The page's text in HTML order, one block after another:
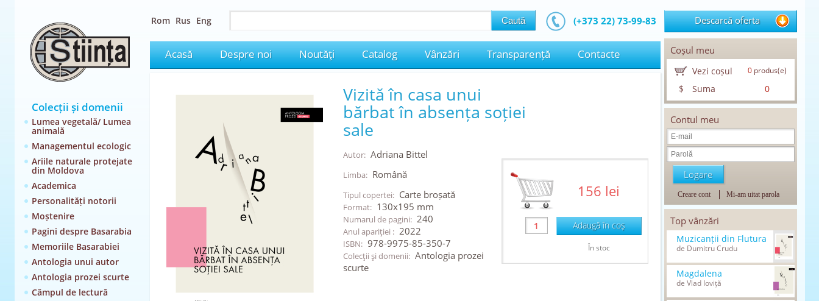
Colecții și domenii
Lumea vegetală/ Lumea
animală
Managementul ecologic
Ariile naturale protejate
din Moldova
Academica
Personalități notorii
Moștenire
Pagini despre Basarabia
Memoriile Basarabiei
Antologia unui autor
Antologia prozei scurte
Câmpul de lectură
Rom Rus Eng (+373 22) 73-99-83
Acasă Despre noi Noutăţi Catalog Vânzări Transparență Contacte
Vizită în casa unui
bărbat în absența soției
sale
Autor: Adriana Bittel
Limba: Română
Tipul copertei: Carte broșată
Format: 130x195 mm
Numarul de pagini: 240
Anul apariţiei : 2022
ISBN: 978-9975-85-350-7
Colecţii şi domenii: Antologia prozei
scurte
156 lei
Adaugă în coş
În stoc
Descarcă oferta
Coșul meu
Vezi coșul 0produs(e)
$ Suma 0
Contul meu
Creare cont Mi-am uitat parola
Top vânzări
Muzicanții din Flutura
de Dumitru Crudu
Magdalena
de Vlad Ioviță